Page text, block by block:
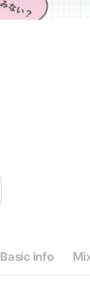
Basic info